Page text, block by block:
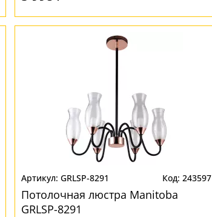
GRLSP-8291 243597
Потолочная люстра Manitoba
GRLSP-8291